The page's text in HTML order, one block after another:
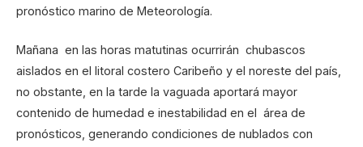
pronóstico marino de Meteorología.
Mañana en las horas matutinas ocurrirán chubascos
aislados en el litoral costero Caribeño y el noreste del país,
no obstante, en la tarde la vaguada aportará mayor
contenido de humedad e inestabilidad en el área de
pronósticos, generando condiciones de nublados con